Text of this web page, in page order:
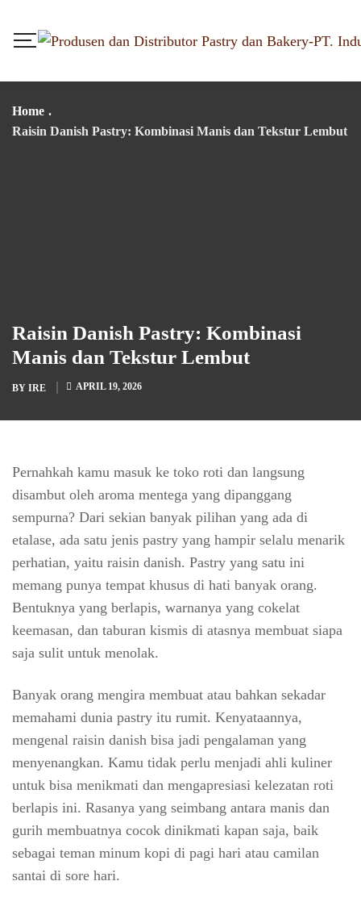
Home .
Raisin Danish Pastry: Kombinasi Manis dan Tekstur Lembut
Raisin Danish Pastry: Kombinasi
Manis dan Tekstur Lembut
BY IRE APRIL 19, 2026
Pernahkah kamu masuk ke toko roti dan langsung
disambut oleh aroma mentega yang dipanggang
sempurna? Dari sekian banyak pilihan yang ada di
etalase, ada satu jenis pastry yang hampir selalu menarik
perhatian, yaitu raisin danish. Pastry yang satu ini
memang punya tempat khusus di hati banyak orang.
Bentuknya yang berlapis, warnanya yang cokelat
keemasan, dan taburan kismis di atasnya membuat siapa
saja sulit untuk menolak.
Banyak orang mengira membuat atau bahkan sekadar
memahami dunia pastry itu rumit. Kenyataannya,
mengenal raisin danish bisa jadi pengalaman yang
menyenangkan. Kamu tidak perlu menjadi ahli kuliner
untuk bisa menikmati dan mengapresiasi kelezatan roti
berlapis ini. Rasanya yang seimbang antara manis dan
gurih membuatnya cocok dinikmati kapan saja, baik
sebagai teman minum kopi di pagi hari atau camilan
santai di sore hari.